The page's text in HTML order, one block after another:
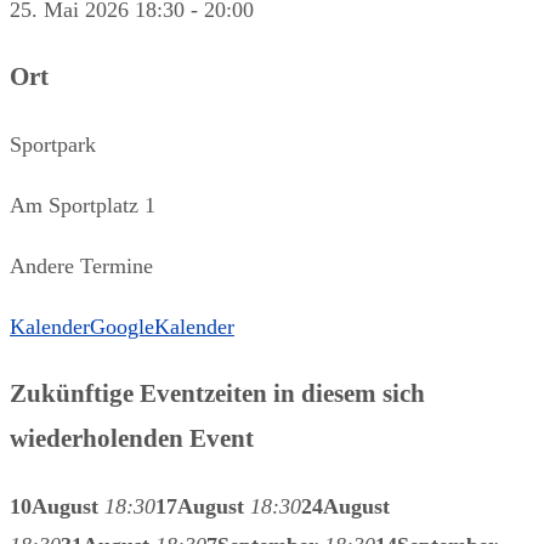
25. Mai 2026 18:30 - 20:00
Ort
Sportpark
Am Sportplatz 1
Andere Termine
KalenderGoogleKalender
Zukünftige Eventzeiten in diesem sich
wiederholenden Event
10August 18:3017August 18:3024August